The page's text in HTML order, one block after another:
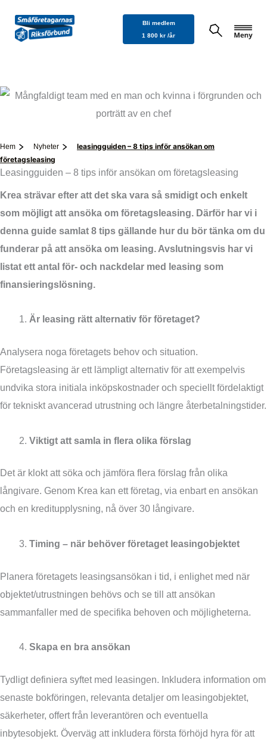
innehåll
Bli medlem
1 800 kr /år
Hem Nyheter
leasingguiden – 8 tips inför ansökan om
företagsleasing
Leasingguiden – 8 tips inför ansökan om företagsleasing
Krea strävar efter att det ska vara så smidigt och enkelt
som möjligt att ansöka om företagsleasing. Därför har vi i
denna guide samlat 8 tips gällande hur du bör tänka om du
funderar på att ansöka om leasing. Avslutningsvis har vi
listat ett antal för- och nackdelar med leasing som
finansieringslösning.
Är leasing rätt alternativ för företaget?
Analysera noga företagets behov och situation.
Företagsleasing är ett lämpligt alternativ för att exempelvis
undvika stora initiala inköpskostnader och speciellt fördelaktigt
för tekniskt avancerad utrustning och längre återbetalningstider.
Viktigt att samla in flera olika förslag
Det är klokt att söka och jämföra flera förslag från olika
långivare. Genom Krea kan ett företag, via enbart en ansökan
och en kreditupplysning, nå över 30 långivare.
Timing – när behöver företaget leasingobjektet
Planera företagets leasingsansökan i tid, i enlighet med när
objektet/utrustningen behövs och se till att ansökan
sammanfaller med de specifika behoven och möjligheterna.
Skapa en bra ansökan
Tydligt definiera syftet med leasingen. Inkludera information om
senaste bokföringen, relevanta detaljer om leasingobjektet,
säkerheter, offert från leverantören och eventuella
inbytesobjekt. Överväg att inkludera första förhöjd hyra för att